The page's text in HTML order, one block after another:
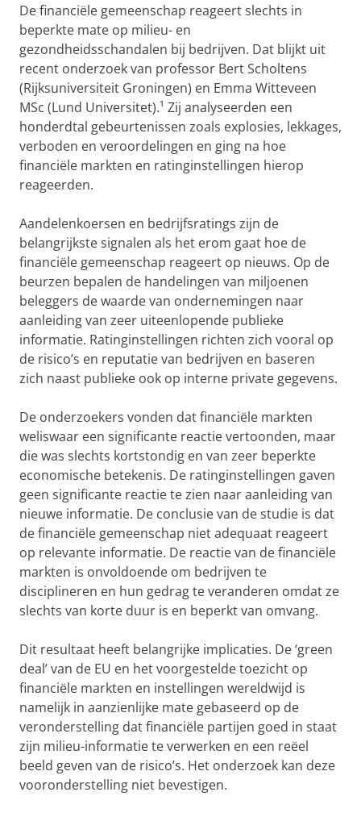
De financiële gemeenschap reageert slechts in
beperkte mate op milieu- en
gezondheidsschandalen bij bedrijven. Dat blijkt uit
recent onderzoek van professor Bert Scholtens
(Rijksuniversiteit Groningen) en Emma Witteveen
MSc (Lund Universitet).¹ Zij analyseerden een
honderdtal gebeurtenissen zoals explosies, lekkages,
verboden en veroordelingen en ging na hoe
financiële markten en ratinginstellingen hierop
reageerden.
Aandelenkoersen en bedrijfsratings zijn de
belangrijkste signalen als het erom gaat hoe de
financiële gemeenschap reageert op nieuws. Op de
beurzen bepalen de handelingen van miljoenen
beleggers de waarde van ondernemingen naar
aanleiding van zeer uiteenlopende publieke
informatie. Ratinginstellingen richten zich vooral op
de risico’s en reputatie van bedrijven en baseren
zich naast publieke ook op interne private gegevens.
De onderzoekers vonden dat financiële markten
weliswaar een significante reactie vertoonden, maar
die was slechts kortstondig en van zeer beperkte
economische betekenis. De ratinginstellingen gaven
geen significante reactie te zien naar aanleiding van
nieuwe informatie. De conclusie van de studie is dat
de financiële gemeenschap niet adequaat reageert
op relevante informatie. De reactie van de financiële
markten is onvoldoende om bedrijven te
disciplineren en hun gedrag te veranderen omdat ze
slechts van korte duur is en beperkt van omvang.
Dit resultaat heeft belangrijke implicaties. De ‘green
deal’ van de EU en het voorgestelde toezicht op
financiële markten en instellingen wereldwijd is
namelijk in aanzienlijke mate gebaseerd op de
veronderstelling dat financiële partijen goed in staat
zijn milieu-informatie te verwerken en een reëel
beeld geven van de risico’s. Het onderzoek kan deze
vooronderstelling niet bevestigen.